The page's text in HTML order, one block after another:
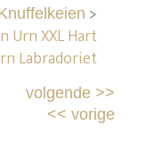
>
Urn XXL Hart
Labradoriet
volgende>>
<< vorige